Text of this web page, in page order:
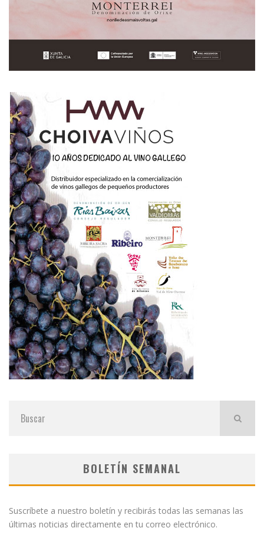
BOLETÍN SEMANAL
Suscríbete a nuestro boletín y recibirás todas las semanas las
últimas noticias directamente en tu correo electrónico.